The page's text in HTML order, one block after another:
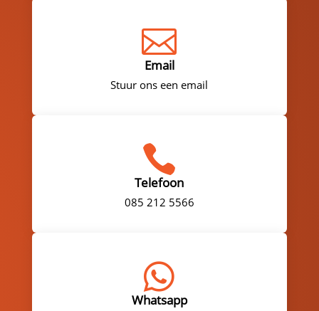

Email
Stuur ons een email

Telefoon
085 212 5566

Whatsapp